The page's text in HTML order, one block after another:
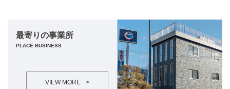
最寄りの事業所
PLACE BUSINESS
VIEW MORE >